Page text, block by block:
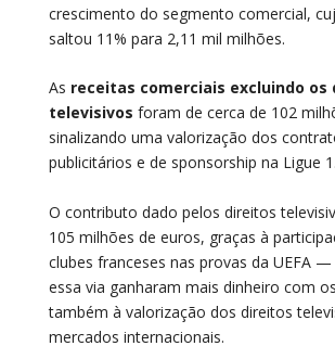
crescimento do segmento comercial,
saltou 11% para 2,11 mil milhões.
As receitas comerciais excluindo os
televisivos foram de cerca de 102
sinalizando uma valorização dos
publicitários e de sponsorship na Ligue 1.
O contributo dado pelos direitos
105 milhões de euros, graças à
clubes franceses nas provas da UEFA
essa via ganharam mais dinheiro com os
também à valorização dos direitos
mercados internacionais.